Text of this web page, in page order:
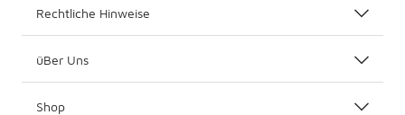
Rechtliche Hinweise
üBer Uns
Shop